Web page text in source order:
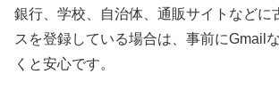
銀行、学校、自治体、通販サイトなどに
スを登録している場合は、事前にGmail
くと安心です。